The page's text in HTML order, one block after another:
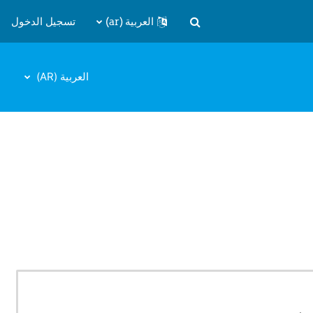
تبديل إدخال البحث
العربية ‎(ar)‎ تسجيل الدخول
العربية ‎(AR)‎